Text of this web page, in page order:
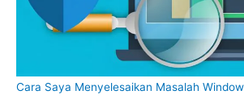
Cara Saya Menyelesaikan Masalah